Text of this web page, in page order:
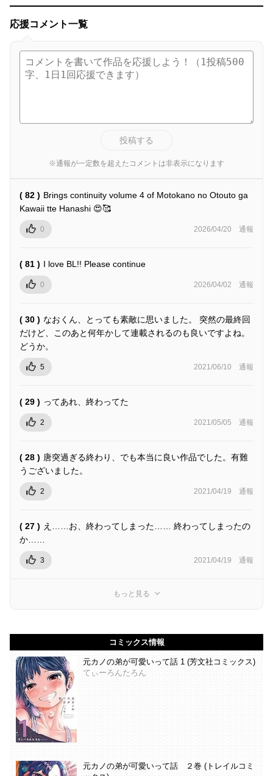
応援コメント一覧
投稿する
※通報が一定数を超えたコメントは非表示になります
( 82 ) Brings continuity volume 4 of Motokano no Otouto ga
Kawaii tte Hanashi 😍🥰
0 2026/04/20 通報
( 81 ) I love BL!! Please continue
0 2026/04/02 通報
( 30 ) なおくん、とっても素敵に思いました。 突然の最終回
だけど、このあと何年かして連載されるのも良いですよね。
どうか。
5 2021/06/10 通報
( 29 ) ってあれ、終わってた
2 2021/05/05 通報
( 28 ) 唐突過ぎる終わり、でも本当に良い作品でした。有難
うございました。
2 2021/04/19 通報
( 27 ) え……お、終わってしまった…… 終わってしまったの
か……
3 2021/04/19 通報
もっと見る
コミックス情報
元カノの弟が可愛いって話 1 (芳文社コミックス)
てぃーろんたろん
元カノの弟が可愛いって話 ２巻 (トレイルコミ